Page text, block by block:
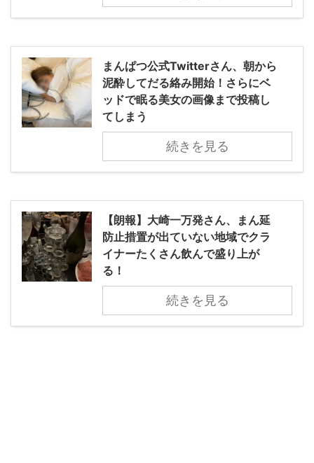
まんぱつ公式Twitterさん、朝から
泥酔してだる絡み開始！さらにベ
ッドで眠る美女の画像まで投稿し
てしまう
続きを見る
【朗報】大崎一万発さん、まん延
防止措置が出ていない地域でクラ
イナーたくさん飲んで盛り上が
る！
続きを見る